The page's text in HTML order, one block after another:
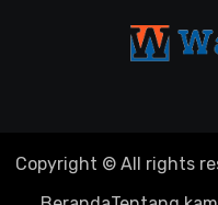
Copyright © All rights